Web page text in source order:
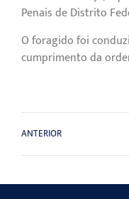
Penais de Distrito
O foragido foi
cumprimento da
ANTERIOR